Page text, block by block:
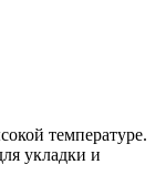
температуре.
укладки и